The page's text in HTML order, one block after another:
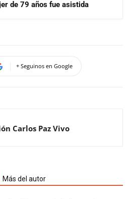
de 79 años fue asistida
+ Seguinos en Google
Carlos Paz Vivo
Más del autor